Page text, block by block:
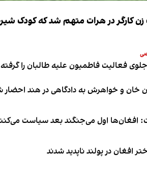
کارگر در هرات متهم شد که کودک
جلوی فعالیت فاطمیون علیه طالبان را
خان و خواهرش به دادگاهی در هند احضار
افغان‌ها اول می‌جنگند بعد سیاست
افغان در پولند ناپدید شدند